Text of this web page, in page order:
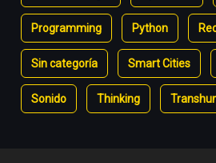
Programming Python
Sin categoría Smart Cities
Sonido Thinking